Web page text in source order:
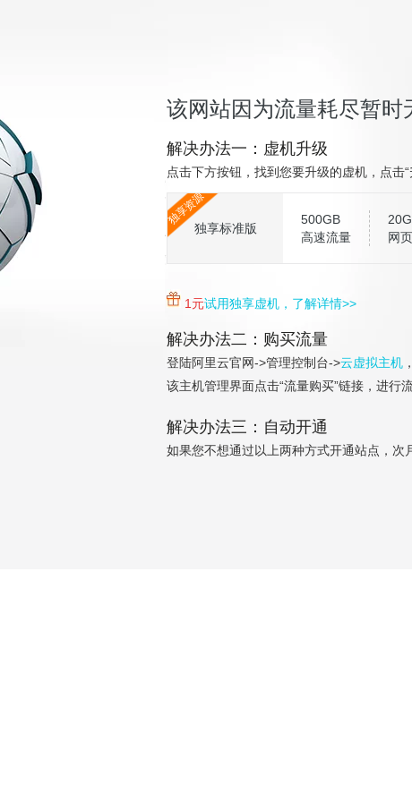
该网站因为流量耗尽暂时
解决办法一：虚机升级
点击下方按钮，找到您要升级的虚机，点击
独享资源
独享标准版
500GB
高速流量
网
1元试用独享虚机，了解详情>>
解决办法二：购买流量
登陆阿里云官网->管理控制台->云虚拟主机
该主机管理界面点击“流量购买”链接，进行
解决办法三：自动开通
如果您不想通过以上两种方式开通站点，次